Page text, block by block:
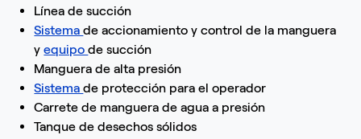
Línea de succión
Sistemade accionamiento y control de la manguera
yequipode succión
Manguera de alta presión
Sistemade protección para el operador
Carrete de manguera de agua a presión
Tanque de desechos sólidos